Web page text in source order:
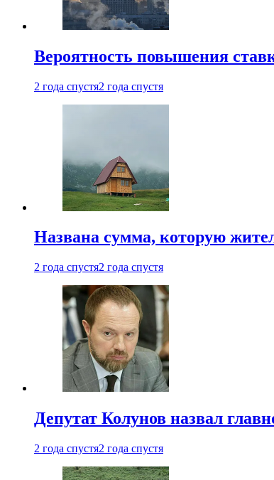
Вероятность повышения
2 года спустя2 года спустя
Названа сумма, которую
2 года спустя2 года спустя
Депутат Колунов назвал
2 года спустя2 года спустя